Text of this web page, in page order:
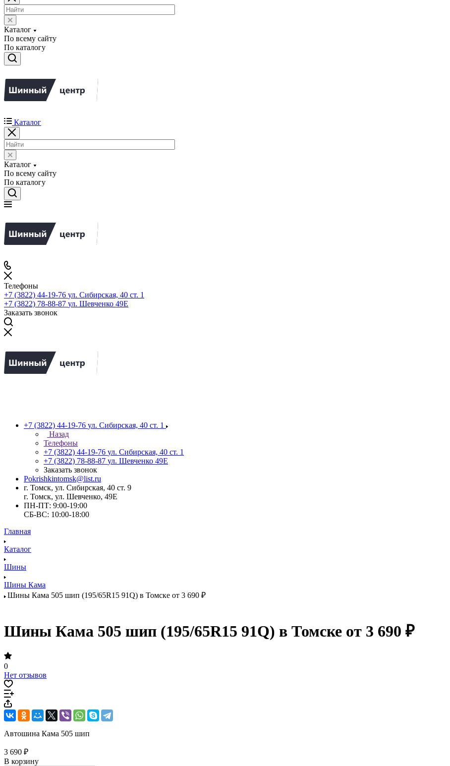
Каталог
По всему сайту
По каталогу
Каталог
Каталог
По всему сайту
По каталогу
Телефоны
+7 (3822) 44-19-76 ул. Сибирская, 40 ст. 1
+7 (3822) 78-88-87 ул. Шевченко 49Е
Заказать звонок
+7 (3822) 44-19-76 ул. Сибирская, 40 ст. 1
Назад
Телефоны
+7 (3822) 44-19-76 ул. Сибирская, 40 ст. 1
+7 (3822) 78-88-87 ул. Шевченко 49Е
Заказать звонок
Pokrishkintomsk@list.ru
г. Томск, ул. Сибирская, 40 ст. 9
г. Томск, ул. Шевченко, 49Е
ПН-ПТ: 9:00-19:00
СБ-ВС: 10:00-18:00
Главная
Каталог
Шины
Шины Кама
Шины Кама 505 шип (195/65R15 91Q) в Томске от 3 690 ₽
Шины Кама 505 шип (195/65R15 91Q) в Томске от 3 690 ₽
0
Нет отзывов
Автошина Кама 505 шип
3 690 ₽
В корзину